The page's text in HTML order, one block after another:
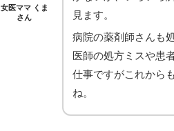
女医ママ くま
さん
見ます。
病院の薬剤師さんも
医師の処方ミスや患
仕事ですがこれから
ね。